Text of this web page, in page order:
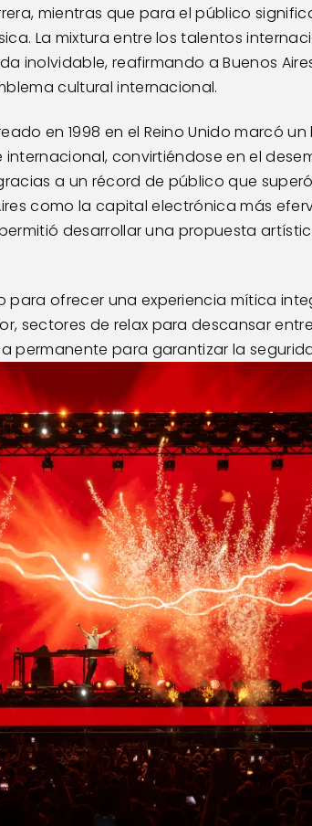
mientras que para el público
La mixtura entre los talentos
inolvidable, reafirmando a Buenos
cultural internacional.
en 1998 en el Reino Unido marcó un
internacional, convirtiéndose en el
a un récord de público que
como la capital electrónica más
desarrollar una propuesta
ofrecer una experiencia mítica
sectores de relax para descansar
permanente para garantizar la